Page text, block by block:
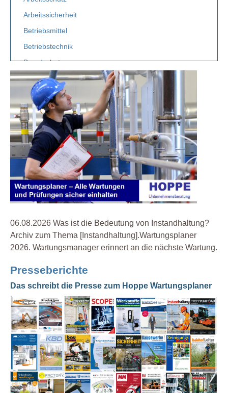
Arbeitssicherheit
Betriebsmittel
Betriebstechnik
Brandschutz
Elektro
Etiketten
Facility Management
Fuhrpark
Gebäudemanagement
Gefahrstoff
Gefährdungsbeurteilung
Gesetz
Instandhaltung
Leiterprüfung
Organisation
Produktion
Prüfen
Prüfmittel Messmittel
Prüfplaner
Prüfung
Prüfung Arbeitsmittel
Prüfung Fuhrpark
Reparatur
Service
06.08.2026 Was ist die Bedeutung von Instandhaltung?
Archiv zum Thema [Instandhaltung].Wartungsplaner
2026. Wartungsmanager erinnert an die nächste Wartung.
Presseberichte
Das schreibt die Presse zum Hoppe Wartungsplaner